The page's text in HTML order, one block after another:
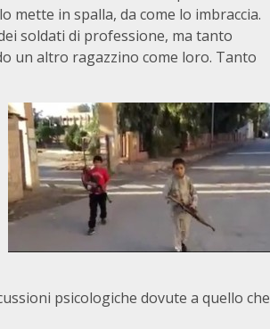
mette in spalla, da come lo imbraccia.
soldati di professione, ma tanto
un altro ragazzino come loro. Tanto
psicologiche dovute a quello che